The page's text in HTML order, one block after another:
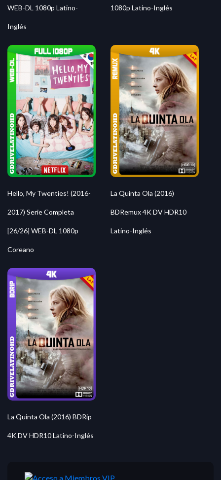
WEB-DL 1080p Latino-
Inglés
1080p Latino-Inglés
Hello, My Twenties! (2016-
2017) Serie Completa
[26/26] WEB-DL 1080p
Coreano
La Quinta Ola (2016)
BDRemux 4K DV HDR10
Latino-Inglés
La Quinta Ola (2016) BDRip
4K DV HDR10 Latino-Inglés